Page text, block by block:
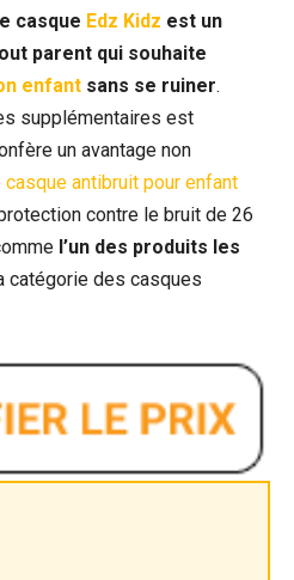
casque Edz Kidz est un
parent qui souhaite
enfant sans se ruiner.
supplémentaires est
un avantage non
casque antibruit pour enfant
contre le bruit de 26
l’un des produits les
catégorie des casques